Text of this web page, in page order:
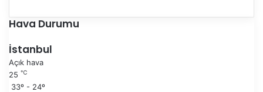
e
k
s
a
n
k
i
Hava Durumu
İstanbul
Açık hava
25 ℃
33º - 24º